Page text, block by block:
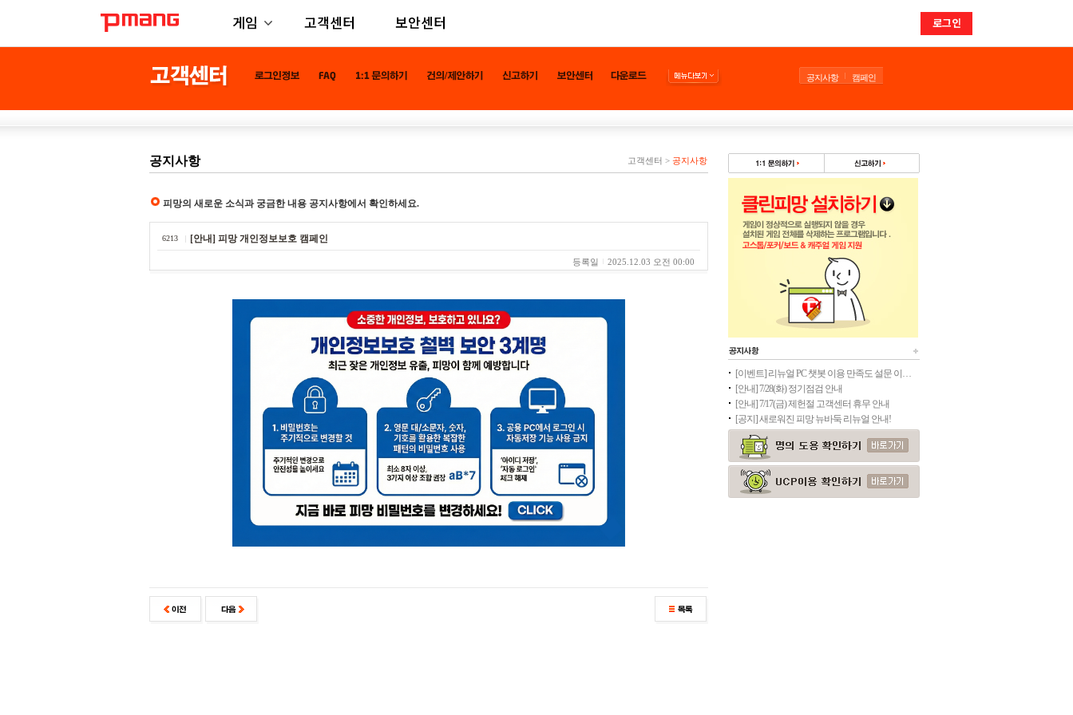
게임 고객센터 보안센터 로그인
공지사항 캠페인
공지사항 고객센터 > 공지사항
피망의 새로운 소식과 궁금한 내용 공지사항에서 확인하세요.
6213 [안내] 피망 개인정보보호 캠페인
등록일 2025.12.03 오전 00:00
[이벤트] 리뉴얼 PC 챗봇 이용 만족도 설문 이벤트
[안내] 7/28(화) 정기점검 안내
[안내] 7/17(금) 제헌절 고객센터 휴무 안내
[공지] 새로워진 피망 뉴바둑 리뉴얼 안내!